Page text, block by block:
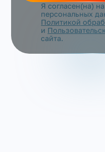
Я согласен(на)
персональных
Политикой
и
сайта.